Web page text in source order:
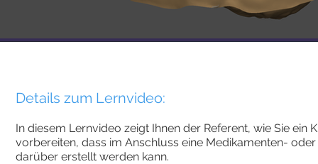
Details zum Lernvideo:
In diesem Lernvideo zeigt Ihnen der Referent, wie Sie ein
vorbereiten, dass im Anschluss eine Medikamenten-
darüber erstellt werden kann.